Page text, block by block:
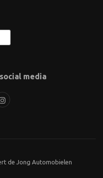
media
de Jong Automobielen